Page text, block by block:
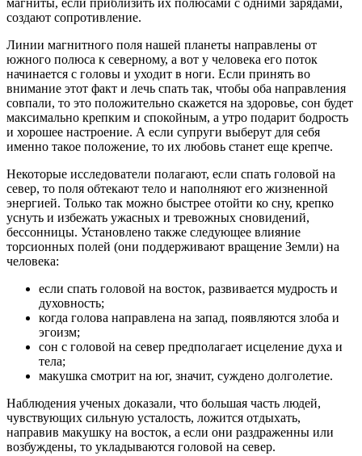
создают сопротивление.
Линии магнитного поля нашей планеты направлены от
южного полюса к северному, а вот у человека его поток
начинается с головы и уходит в ноги. Если принять во
внимание этот факт и лечь спать так, чтобы оба направления
совпали, то это положительно скажется на здоровье, сон будет
максимально крепким и спокойным, а утро подарит бодрость
и хорошее настроение. А если супруги выберут для себя
именно такое положение, то их любовь станет еще крепче.
Некоторые исследователи полагают, если спать головой на
север, то поля обтекают тело и наполняют его жизненной
энергией. Только так можно быстрее отойти ко сну, крепко
уснуть и избежать ужасных и тревожных сновидений,
бессонницы. Установлено также следующее влияние
торсионных полей (они поддерживают вращение Земли) на
человека:
если спать головой на восток, развивается мудрость и
духовность;
когда голова направлена на запад, появляются злоба и
эгоизм;
сон с головой на север предполагает исцеление духа и
тела;
макушка смотрит на юг, значит, суждено долголетие.
Наблюдения ученых доказали, что большая часть людей,
чувствующих сильную усталость, ложится отдыхать,
направив макушку на восток, а если они раздраженны или
возбуждены, то укладываются головой на север.